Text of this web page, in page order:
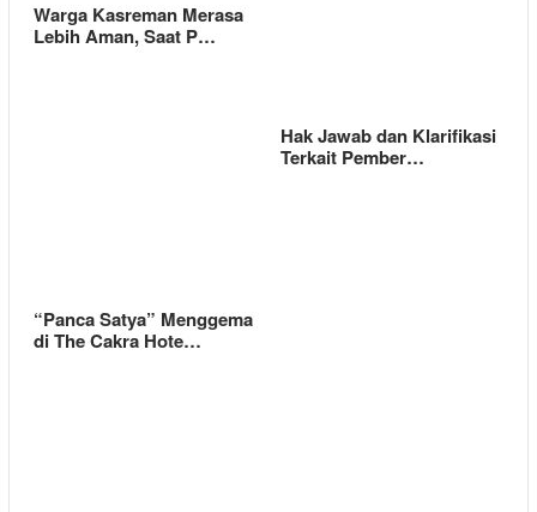
Warga Kasreman Merasa
Lebih Aman, Saat P…
Hak Jawab dan Klarifikasi
Terkait Pember…
“Panca Satya” Menggema
di The Cakra Hote…